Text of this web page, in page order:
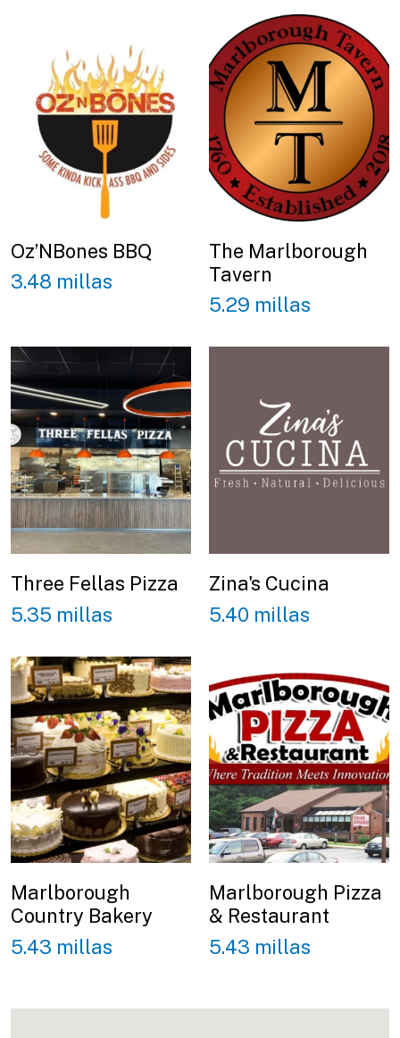
Oz’NBones BBQ
3.48 millas
The Marlborough
Tavern
5.29 millas
Three Fellas Pizza
5.35 millas
Zina's Cucina
5.40 millas
Marlborough
Country Bakery
5.43 millas
Marlborough Pizza
& Restaurant
5.43 millas